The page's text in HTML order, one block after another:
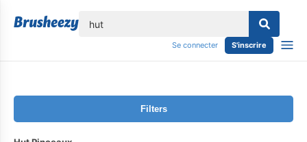
Se connecter S'inscrire
Filters